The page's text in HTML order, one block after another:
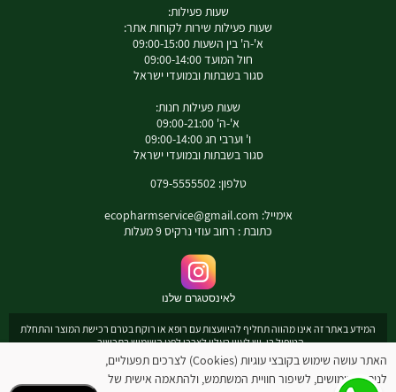
שעות פעילות:
שעות פעילות שירות לקוחות אתר:
א'-ה' בין השעות 09:00-15:00
חול המועד 09:00-14:00
סגור בשבתות ובמועדי ישראל
שעות פעילות חנות:
א'-ה' 09:00-21:00
ו' וערבי חג 09:00-14:00
סגור בשבתות ובמועדי ישראל
טלפון: 079-5555502
אימייל: ecopharmservice@gmail.com
כתובת : רחוב עוזי נרקיס 9 מעלות
לאינסטגרם שלנו
המידע באתר זה אינו מהווה תחליף להיוועצות עם רופא או רוקח בטרם רכישת המוצר והתחלת
הטיפול בו. יש לעיין בעלון לצרכן לפני השימוש בתכשיר .
מומלץ להיוועץ עם רוקח בכל הנוגע למטרות ואופן השימוש , תופעות לוואי ואינטראקציה עם
תכשירים אחרים.
האתר עושה שימוש בקובצי עוגיות (Cookies) לצרכים תפעוליים,
לניתוח שימושים, לשיפור חוויית המשתמש, ולהתאמה אישית של